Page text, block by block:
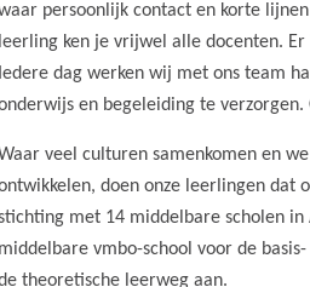
persoonlijk contact en korte
leerling ken je vrijwel alle docenten.
Iedere dag werken wij met ons team
en begeleiding te
veel culturen samenkomen en
doen onze leerlingen dat
met 14 middelbare scholen
middelbare vmbo-school voor de
theoretische leerweg aan.